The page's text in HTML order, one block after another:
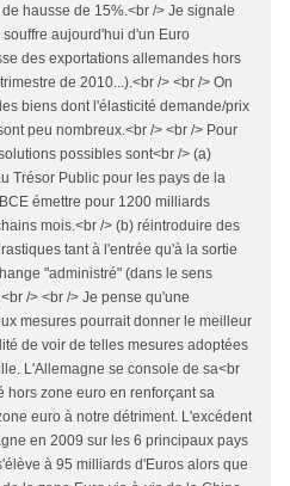
hausse de 15%.<br /> Je signale
aujourd'hui d'un Euro
des exportations allemandes hors
de 2010...).<br /> <br /> On
biens dont l'élasticité demande/prix
peu nombreux.<br /> <br /> Pour
possibles sont<br /> (a)
Trésor Public pour les pays de la
émettre pour 1200 milliards
mois.<br /> (b) réintroduire des
tant à l'entrée qu'à la sortie
"administré" (dans le sens
/> <br /> Je pense qu'une
mesures pourrait donner le meilleur
de voir de telles mesures adoptées
L'Allemagne se console de sa<br
hors zone euro en renforçant sa
euro à notre détriment. L'excédent
en 2009 sur les 6 principaux pays
à 95 milliards d'Euros alors que